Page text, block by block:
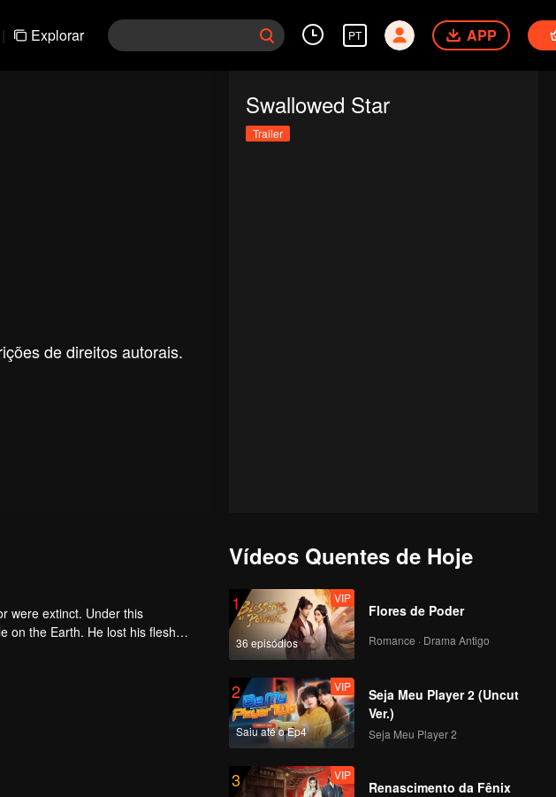
| Explorar PT APP
de direitos autorais.
Swallowed Star
Trailer
were extinct. Under this
on the Earth. He lost his flesh
a human body. Later, he
Vídeos Quentes de Hoje
1
36 episódios
VIP
Flores de Poder
Romance · Drama Antigo
2
Saiu até o Ep4
VIP
Seja Meu Player 2 (Uncut
Ver.)
Seja Meu Player 2
3 VIP
Renascimento da Fênix